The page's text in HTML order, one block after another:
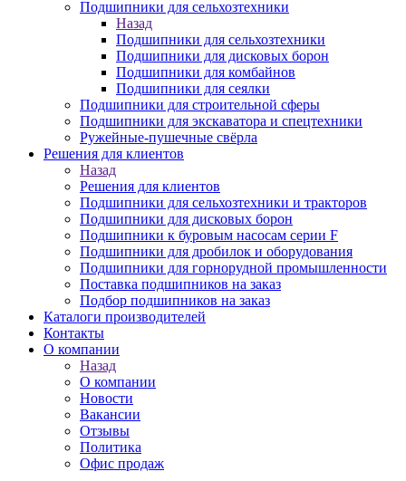
Подшипники для сельхозтехники
Назад
Подшипники для сельхозтехники
Подшипники для дисковых борон
Подшипники для комбайнов
Подшипники для сеялки
Подшипники для строительной сферы
Подшипники для экскаватора и спецтехники
Ружейные-пушечные свёрла
Решения для клиентов
Назад
Решения для клиентов
Подшипники для сельхозтехники и тракторов
Подшипники для дисковых борон
Подшипники к буровым насосам серии F
Подшипники для дробилок и оборудования
Подшипники для горнорудной промышленности
Поставка подшипников на заказ
Подбор подшипников на заказ
Каталоги производителей
Контакты
О компании
Назад
О компании
Новости
Вакансии
Отзывы
Политика
Офис продаж